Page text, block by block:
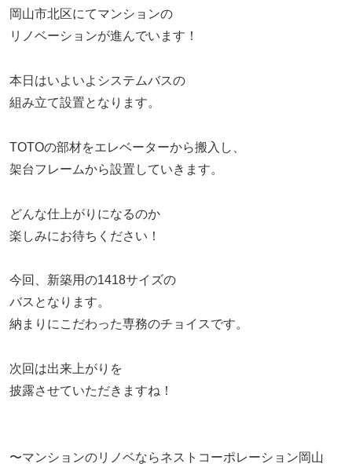
岡山市北区にてマンションの
リノベーションが進んでいます！
本日はいよいよシステムバスの
組み立て設置となります。
TOTOの部材をエレベーターから搬入し、
架台フレームから設置していきます。
どんな仕上がりになるのか
楽しみにお待ちください！
今回、新築用の1418サイズの
バスとなります。
納まりにこだわった専務のチョイスです。
次回は出来上がりを
披露させていただきますね！
〜マンションのリノベならネストコーポレーション岡山